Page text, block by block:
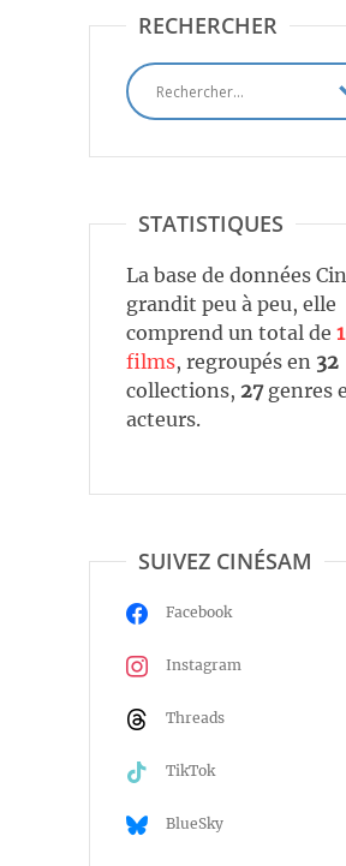
RECHERCHER
STATISTIQUES
La base de données
grandit peu à peu, elle
comprend un total de
films, regroupés en 32
collections, 27genres
acteurs.
SUIVEZ CINÉSAM
Facebook
Instagram
Threads
TikTok
BlueSky